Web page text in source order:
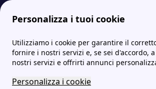
Personalizza i tuoi cookie
Utilizziamo i cookie per garantire il
fornire i nostri servizi e, se sei d'accordo,
nostri servizi e offrirti annunci
Personalizza i cookie
Energia-Luce.it MoreGuida Sul